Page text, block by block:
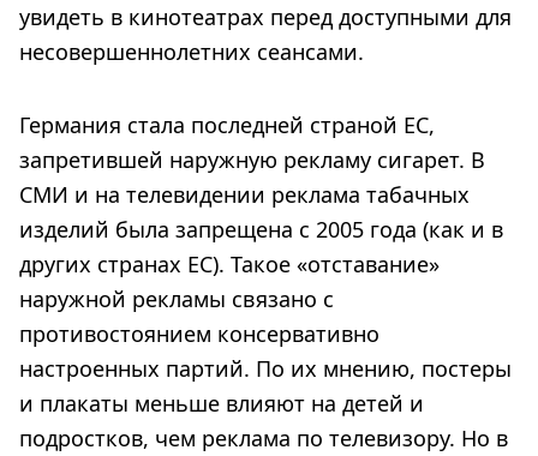
увидеть в кинотеатрах перед доступными для
несовершеннолетних сеансами.
Германия стала последней страной ЕС,
запретившей наружную рекламу сигарет. В
СМИ и на телевидении реклама табачных
изделий была запрещена с 2005 года (как и в
других странах ЕС). Такое «отставание»
наружной рекламы связано с
противостоянием консервативно
настроенных партий. По их мнению, постеры
и плакаты меньше влияют на детей и
подростков, чем реклама по телевизору. Но в